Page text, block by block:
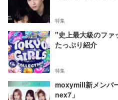
特集
"史上最大級のファ
たっぷり紹介
特集
moxymill新メンバ
nex7」